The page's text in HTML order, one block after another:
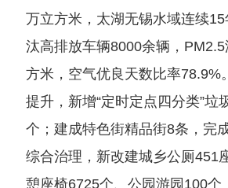
万立方米，太湖无锡水域连续
汰高排放车辆8000余辆，
方米，空气优良天数比率78.9%
提升，新增“定时定点四分类”垃
个；建成特色街精品街8条，完
综合治理，新改建城乡公厕451
憩座椅6725个、公园游园100个